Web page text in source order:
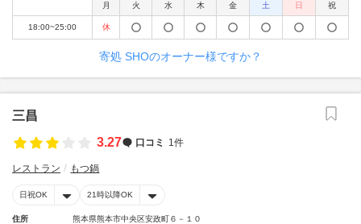
月
火 水 木 金 土 日 祝
18:00~25:00 休
寄処 SHOのオーナー様ですか？
三昌
3.27
口コミ 1件
レストラン もつ鍋
日祝OK 21時以降OK
住所
熊本県熊本市中央区安政町６－１０